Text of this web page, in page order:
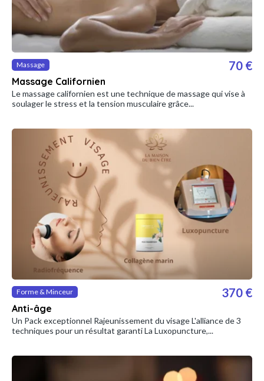
Massage
Massage Californien
70 €
Le massage californien est une technique de massage qui vise à
soulager le stress et la tension musculaire grâce...
Forme & Minceur
Anti-âge
370 €
Un Pack exceptionnel Rajeunissement du visage L'alliance de 3
techniques pour un résultat garanti La Luxopuncture,...